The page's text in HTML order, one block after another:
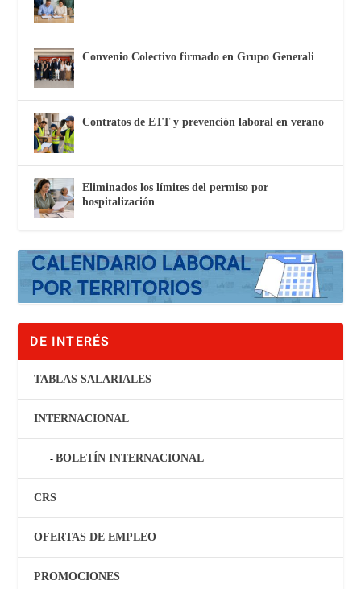
Convenio Colectivo firmado en Grupo Generali
Contratos de ETT y prevención laboral en verano
Eliminados los límites del permiso por
hospitalización
DE INTERÉS
TABLAS SALARIALES
INTERNACIONAL
BOLETÍN INTERNACIONAL
CRS
OFERTAS DE EMPLEO
PROMOCIONES